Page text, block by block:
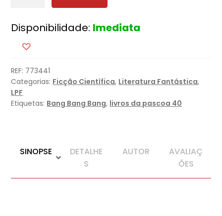
da
Fundação
Disponibilidade: Imediata
REF: 773441
Categorias: Ficção Científica, Literatura Fantástica,
LPF
Etiquetas: Bang Bang Bang, livros da pascoa 40
SINOPSE
DETALHE
S
AUTOR
AVALIAÇ
ÕES